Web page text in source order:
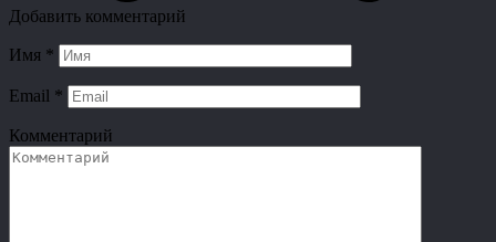
Добавить комментарий
Имя *
Email *
Комментарий